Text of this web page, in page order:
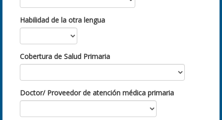
Habilidad de la otra lengua
Cobertura de Salud Primaria
Doctor/ Proveedor de atención médica primaria